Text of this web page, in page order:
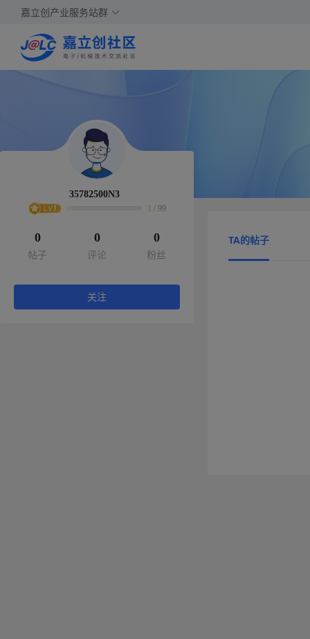
嘉立创产业服务站群
35782500N3
1 / 99
0
帖子
0
评论
0
粉丝
关注
TA的帖子